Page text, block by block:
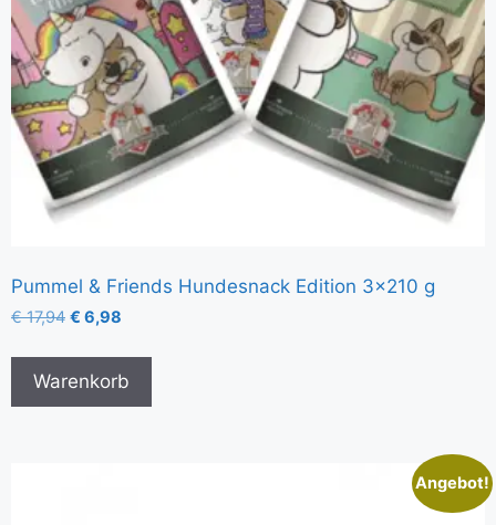
Pummel & Friends Hundesnack Edition 3×210 g
€17,94 € 6,98
Warenkorb
Angebot!